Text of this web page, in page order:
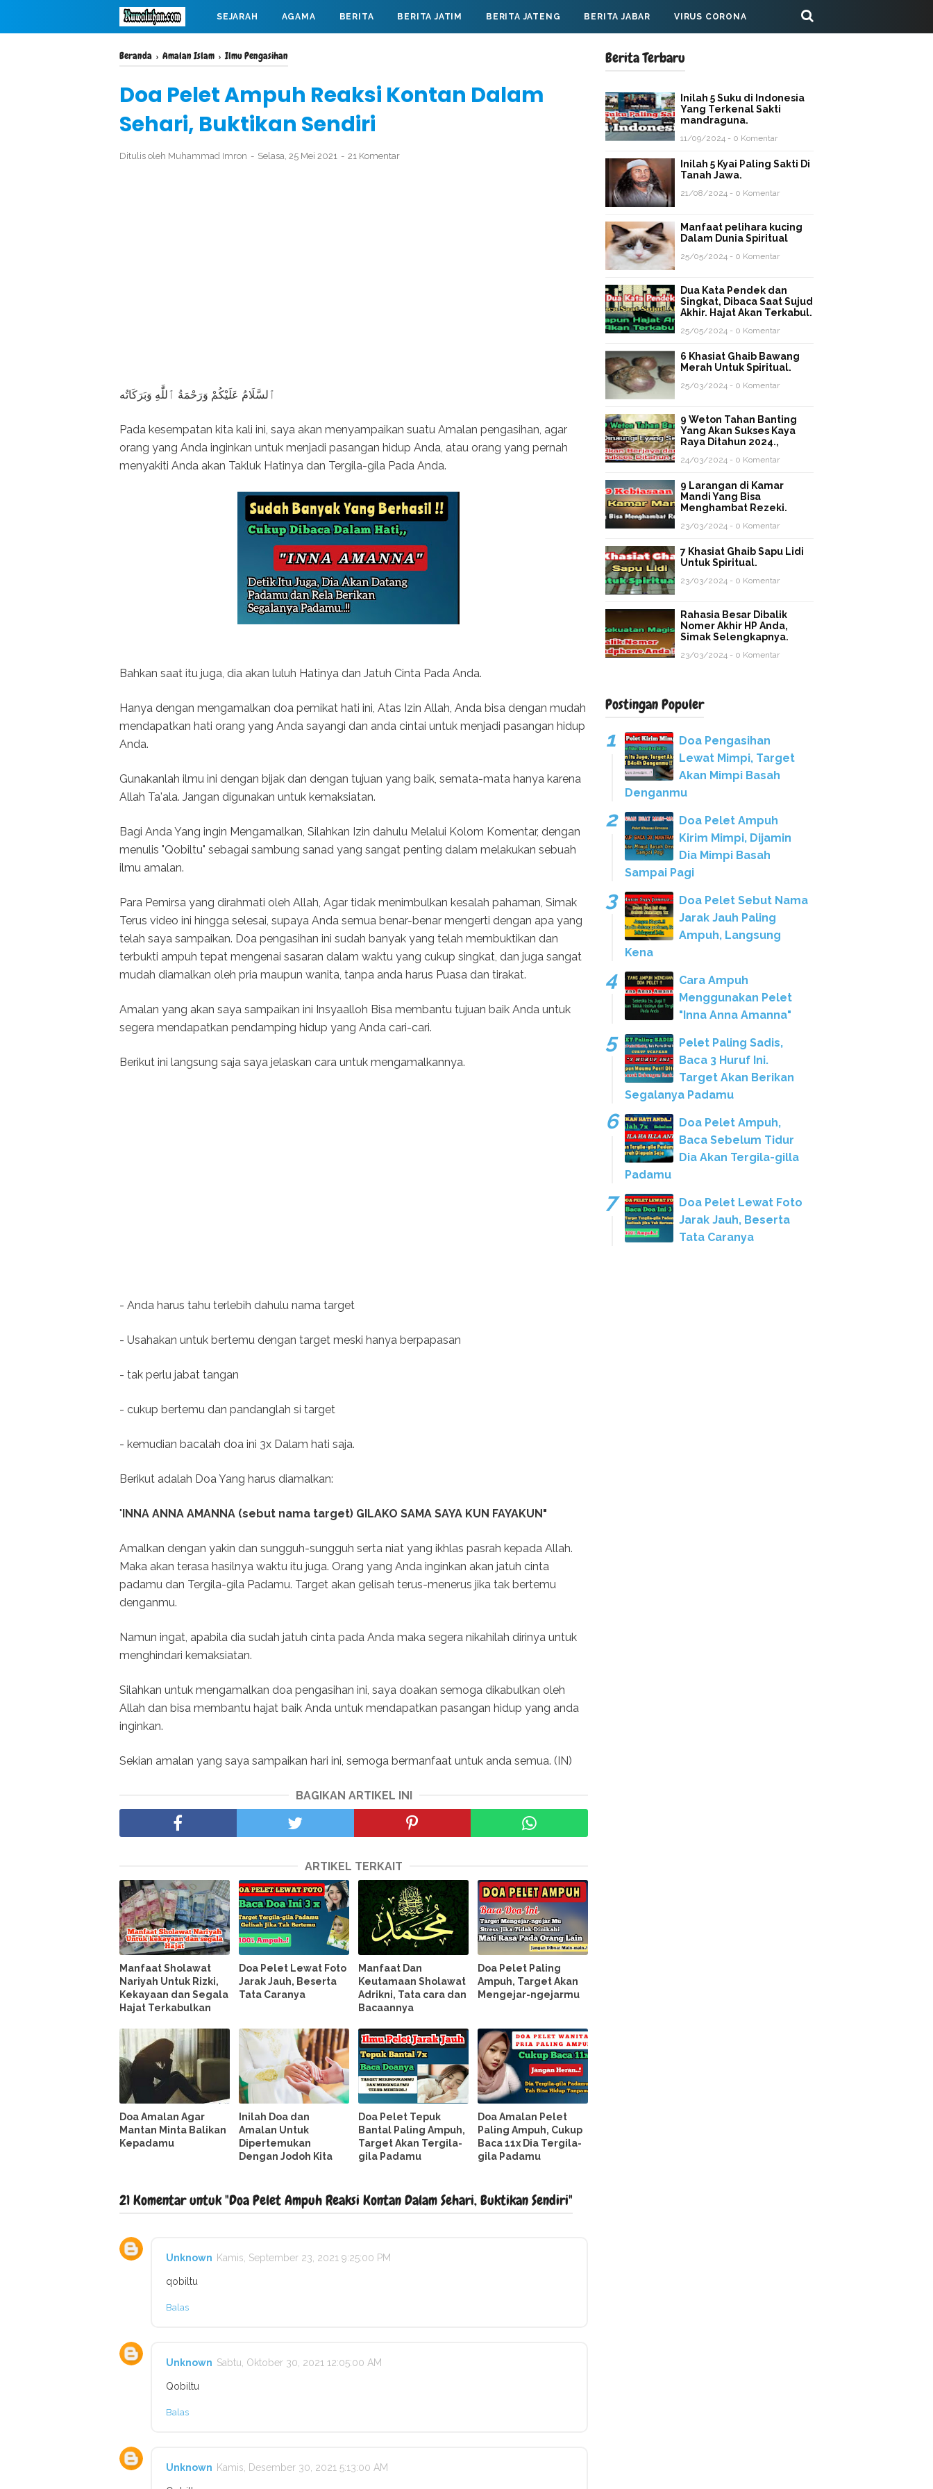
SEJARAH AGAMA BERITA BERITA JATIM BERITA JATENG BERITA JABAR VIRUS CORONA
MAHABARATA
Beranda › Amalan Islam ›Ilmu Pengasihan
Doa Pelet Ampuh Reaksi Kontan Dalam
Sehari, Buktikan Sendiri
Ditulis oleh Muhammad Imron Selasa, 25 Mei 2021 21 Komentar
ٱلسَّلَامُ عَلَيْكُمْ وَرَحْمَةُ ٱللَّٰهِ وَبَرَكَاتُه
Pada kesempatan kita kali ini, saya akan menyampaikan suatu Amalan pengasihan, agar
orang yang Anda inginkan untuk menjadi pasangan hidup Anda, atau orang yang pernah
menyakiti Anda akan Takluk Hatinya dan Tergila-gila Pada Anda.
Bahkan saat itu juga, dia akan luluh Hatinya dan Jatuh Cinta Pada Anda.
Hanya dengan mengamalkan doa pemikat hati ini, Atas Izin Allah, Anda bisa dengan mudah
mendapatkan hati orang yang Anda sayangi dan anda cintai untuk menjadi pasangan hidup
Anda.
Gunakanlah ilmu ini dengan bijak dan dengan tujuan yang baik, semata-mata hanya karena
Allah Ta'ala. Jangan digunakan untuk kemaksiatan.
Bagi Anda Yang ingin Mengamalkan, Silahkan Izin dahulu Melalui Kolom Komentar, dengan
menulis "Qobiltu" sebagai sambung sanad yang sangat penting dalam melakukan sebuah
ilmu amalan.
Para Pemirsa yang dirahmati oleh Allah, Agar tidak menimbulkan kesalah pahaman, Simak
Terus video ini hingga selesai, supaya Anda semua benar-benar mengerti dengan apa yang
telah saya sampaikan. Doa pengasihan ini sudah banyak yang telah membuktikan dan
terbukti ampuh tepat mengenai sasaran dalam waktu yang cukup singkat, dan juga sangat
mudah diamalkan oleh pria maupun wanita, tanpa anda harus Puasa dan tirakat.
Amalan yang akan saya sampaikan ini Insyaalloh Bisa membantu tujuan baik Anda untuk
segera mendapatkan pendamping hidup yang Anda cari-cari.
Berikut ini langsung saja saya jelaskan cara untuk mengamalkannya.
- Anda harus tahu terlebih dahulu nama target
- Usahakan untuk bertemu dengan target meski hanya berpapasan
- tak perlu jabat tangan
- cukup bertemu dan pandanglah si target
- kemudian bacalah doa ini 3x Dalam hati saja.
Berikut adalah Doa Yang harus diamalkan:
"INNA ANNA AMANNA (sebut nama target) GILAKO SAMA SAYA KUN FAYAKUN"
Amalkan dengan yakin dan sungguh-sungguh serta niat yang ikhlas pasrah kepada Allah.
Maka akan terasa hasilnya waktu itu juga. Orang yang Anda inginkan akan jatuh cinta
padamu dan Tergila-gila Padamu. Target akan gelisah terus-menerus jika tak bertemu
denganmu.
Namun ingat, apabila dia sudah jatuh cinta pada Anda maka segera nikahilah dirinya untuk
menghindari kemaksiatan.
Silahkan untuk mengamalkan doa pengasihan ini, saya doakan semoga dikabulkan oleh
Allah dan bisa membantu hajat baik Anda untuk mendapatkan pasangan hidup yang anda
inginkan.
Sekian amalan yang saya sampaikan hari ini, semoga bermanfaat untuk anda semua. (IN)
BAGIKAN ARTIKEL INI
ARTIKEL TERKAIT
Manfaat Sholawat
Nariyah Untuk Rizki,
Kekayaan dan Segala
Hajat Terkabulkan
Doa Pelet Lewat Foto
Jarak Jauh, Beserta
Tata Caranya
Manfaat Dan
Keutamaan Sholawat
Adrikni, Tata cara dan
Bacaannya
Doa Pelet Paling
Ampuh, Target Akan
Mengejar-ngejarmu
Doa Amalan Agar
Mantan Minta Balikan
Kepadamu
Inilah Doa dan
Amalan Untuk
Dipertemukan
Dengan Jodoh Kita
Doa Pelet Tepuk
Bantal Paling Ampuh,
Target Akan Tergila-
gila Padamu
Doa Amalan Pelet
Paling Ampuh, Cukup
Baca 11x Dia Tergila-
gila Padamu
21 Komentar untuk "Doa Pelet Ampuh Reaksi Kontan Dalam Sehari, Buktikan Sendiri"
Unknown Kamis, September 23, 2021 9:25:00 PM
qobiltu
Balas
Unknown Sabtu, Oktober 30, 2021 12:05:00 AM
Qobiltu
Balas
Unknown Kamis, Desember 30, 2021 5:13:00 AM
Berita Terbaru
Inilah 5 Suku di Indonesia
Yang Terkenal Sakti
mandraguna.
11/09/2024 - 0 Komentar
Inilah 5 Kyai Paling Sakti Di
Tanah Jawa.
21/08/2024 - 0 Komentar
Manfaat pelihara kucing
Dalam Dunia Spiritual
25/05/2024 - 0 Komentar
Dua Kata Pendek dan
Singkat, Dibaca Saat Sujud
Akhir. Hajat Akan Terkabul.
25/05/2024 - 0 Komentar
6 Khasiat Ghaib Bawang
Merah Untuk Spiritual.
25/03/2024 - 0 Komentar
9 Weton Tahan Banting
Yang Akan Sukses Kaya
Raya Ditahun 2024.,
24/03/2024 - 0 Komentar
9 Larangan di Kamar
Mandi Yang Bisa
Menghambat Rezeki.
23/03/2024 - 0 Komentar
7 Khasiat Ghaib Sapu Lidi
Untuk Spiritual.
23/03/2024 - 0 Komentar
Rahasia Besar Dibalik
Nomer Akhir HP Anda,
Simak Selengkapnya.
23/03/2024 - 0 Komentar
Postingan Populer
Doa Pengasihan
Lewat Mimpi, Target
Akan Mimpi Basah
Denganmu
Doa Pelet Ampuh
Kirim Mimpi, Dijamin
Dia Mimpi Basah
Sampai Pagi
Doa Pelet Sebut Nama
Jarak Jauh Paling
Ampuh, Langsung
Kena
Cara Ampuh
Menggunakan Pelet
"Inna Anna Amanna"
Pelet Paling Sadis,
Baca 3 Huruf Ini.
Target Akan Berikan
Segalanya Padamu
Doa Pelet Ampuh,
Baca Sebelum Tidur
Dia Akan Tergila-gilla
Padamu
Doa Pelet Lewat Foto
Jarak Jauh, Beserta
Tata Caranya